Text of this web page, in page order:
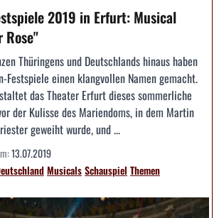
2019 in Erfurt: Musical
Rose"
Thüringens und Deutschlands hinaus haben
Festspiele einen klangvollen Namen gemacht.
das Theater Erfurt dieses sommerliche
der Kulisse des Mariendoms, in dem Martin
geweiht wurde, und ...
13.07.2019
MusicalsSchauspiel Themen